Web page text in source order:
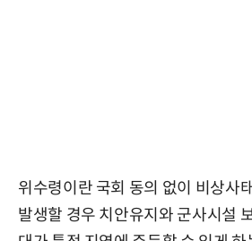
위수령이란 국회 동의 없이 비상사
발생할 경우 치안유지와 군사시설